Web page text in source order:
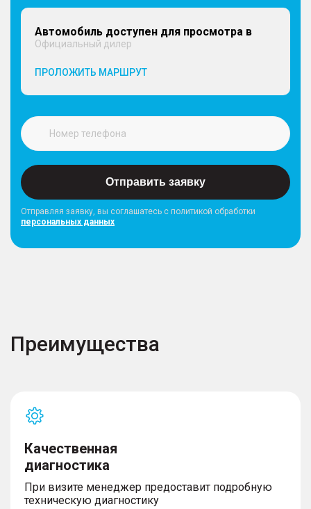
Автомобиль доступен для просмотра в
Официальный дилер
ПРОЛОЖИТЬ МАРШРУТ
Отправить заявку
Отправляя заявку, вы соглашатесь с политикой обработки
персональных данных
Преимущества
Качественная
диагностика
При визите менеджер предоставит подробную
техническую диагностику